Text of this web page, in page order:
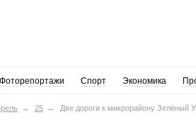
Фоторепортажи Спорт Экономика
25 Две дороги к микрорайону Зелёный